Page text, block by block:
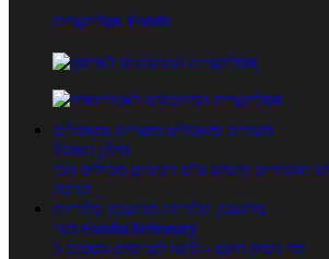
אפליקציית Foods
מוצרים ומאכלים מוצרים ומאכלים
מילון האוכל
תזונתיים חיפוש ע"פ רכיבים מכילים הכי
הרבה
מחשבון קלוריות מחשבון קלוריות
מנוי FoodsDictionary
5 ימי ניסיון חינם - לחצו לפרטים נוספים